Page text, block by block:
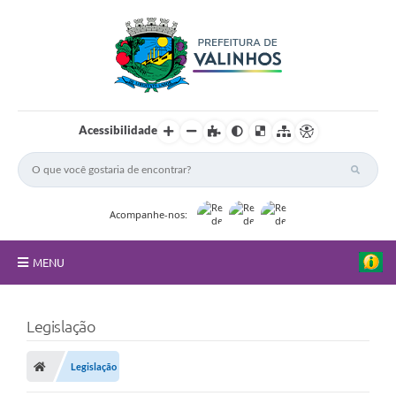
Acessibilidade
Acompanhe-nos:
MENU
Principal
Nossa Cidade
Legislação
Legislação